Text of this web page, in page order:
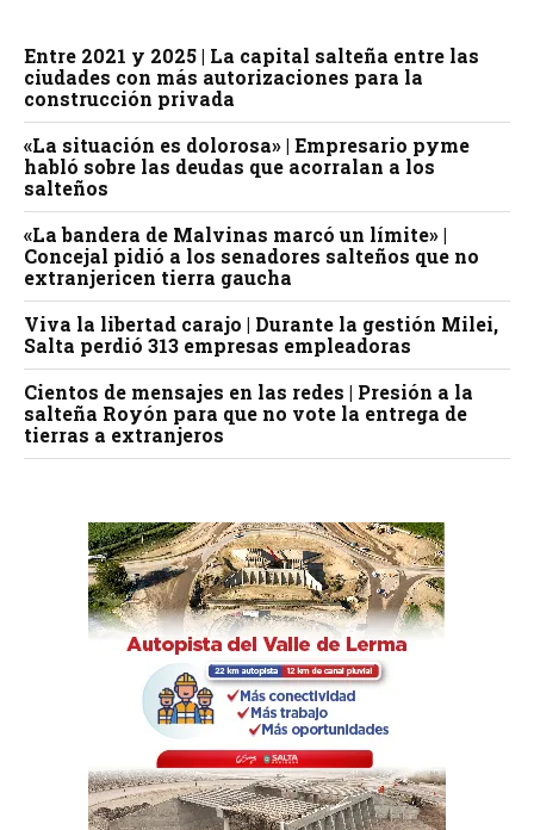
Entre 2021 y 2025 | La capital salteña entre las
ciudades con más autorizaciones para la
construcción privada
«La situación es dolorosa» | Empresario pyme
habló sobre las deudas que acorralan a los
salteños
«La bandera de Malvinas marcó un límite» |
Concejal pidió a los senadores salteños que no
extranjericen tierra gaucha
Viva la libertad carajo | Durante la gestión Milei,
Salta perdió 313 empresas empleadoras
Cientos de mensajes en las redes | Presión a la
salteña Royón para que no vote la entrega de
tierras a extranjeros